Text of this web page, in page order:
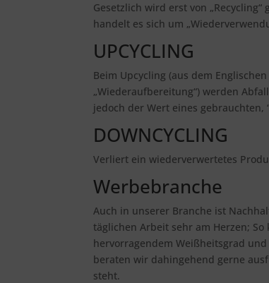
Gesetzlich wird erst von
handelt es sich um
UPCYCLING
Beim Upcycling (aus dem
„Wiederaufbereitung“) werden
jedoch der Wert eines gebrauchten,
DOWNCYCLING
Verliert ein wiederverwertetes
Werbebranche
Auch in unserer Branche ist
täglichen Arbeit sehr am Herzen;
hervorragendem Weißheitsgrad
beraten wir dahingehend gerne
steht.